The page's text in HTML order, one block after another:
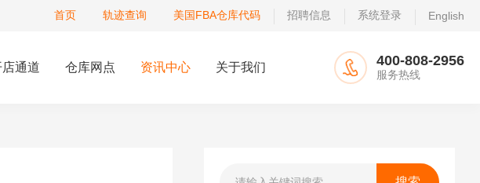
首页 轨迹查询 美国FBA仓库代码 招聘信息 系统登录 English
通道 仓库网点 资讯中心 关于我们 400-808-2956
服务热线